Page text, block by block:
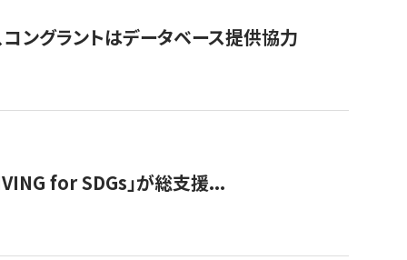
ングラントはデータベース提供協力
for SDGs」が総支援...